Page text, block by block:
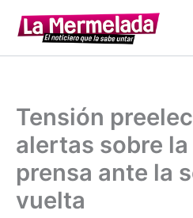
contenido
Tensión
alertas sobre
prensa ante la
vuelta